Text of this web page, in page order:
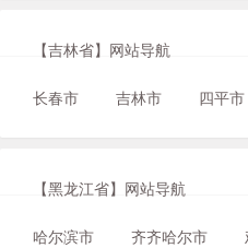
【吉林省】网站导航
长春市 吉林市 四平市
【黑龙江省】网站导航
哈尔滨市 齐齐哈尔市